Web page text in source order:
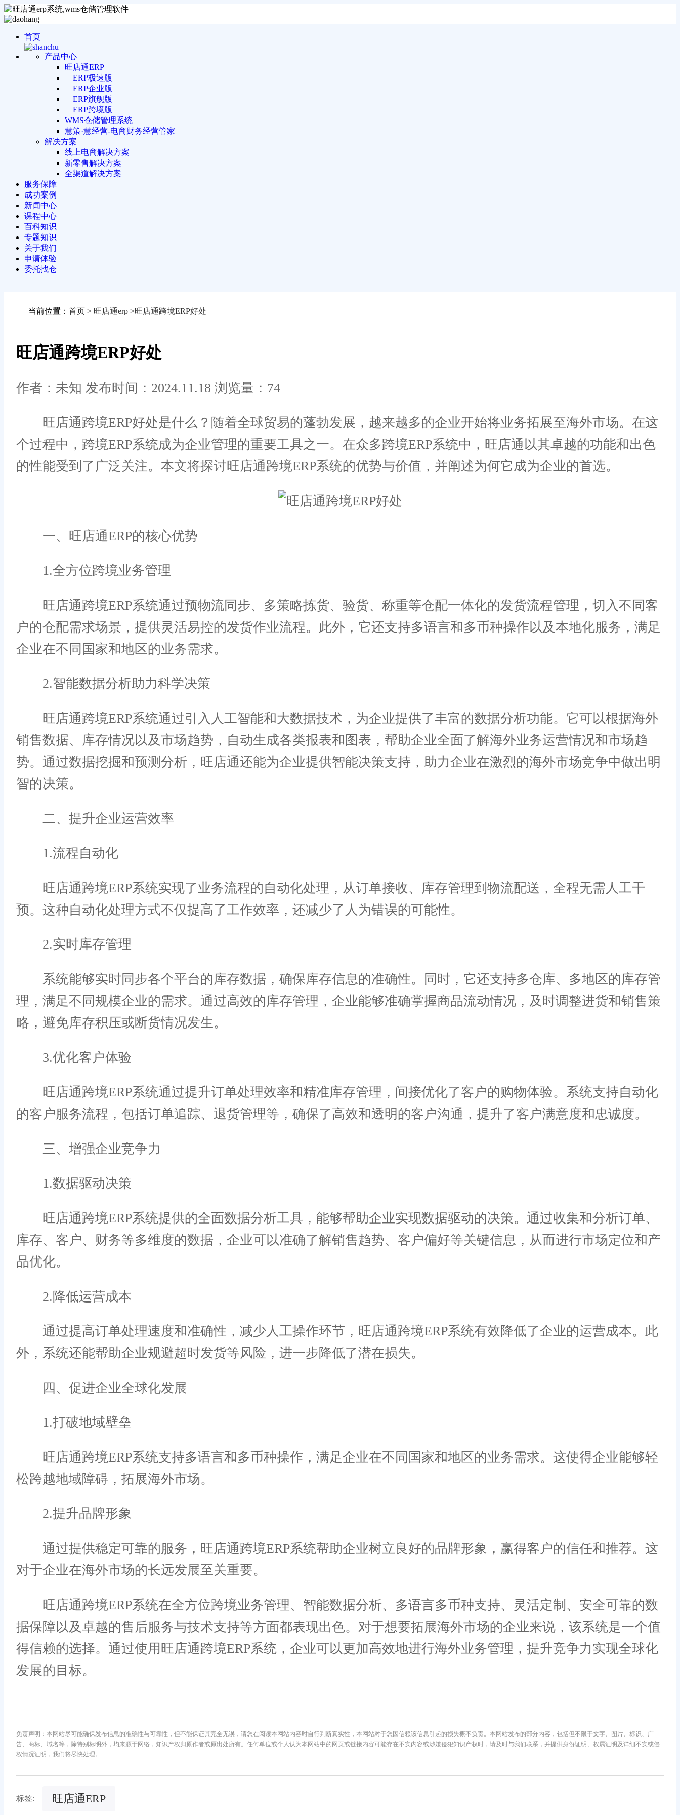
首页
产品中心
旺店通ERP
ERP极速版
ERP企业版
ERP旗舰版
ERP跨境版
WMS仓储管理系统
慧策·慧经营-电商财务经营管家
解决方案
线上电商解决方案
新零售解决方案
全渠道解决方案
服务保障
成功案例
新闻中心
课程中心
百科知识
专题知识
关于我们
申请体验
委托找仓
当前位置： 首页 > 旺店通erp >旺店通跨境ERP好处
旺店通跨境ERP好处
作者：未知 发布时间：2024.11.18 浏览量：74
旺店通跨境ERP好处是什么？随着全球贸易的蓬勃发展，越来越多的企业开始将业务拓展至海外市场。在这
个过程中，跨境ERP系统成为企业管理的重要工具之一。在众多跨境ERP系统中，旺店通以其卓越的功能和出色
的性能受到了广泛关注。本文将探讨旺店通跨境ERP系统的优势与价值，并阐述为何它成为企业的首选。
一、旺店通ERP的核心优势
1.全方位跨境业务管理
旺店通跨境ERP系统通过预物流同步、多策略拣货、验货、称重等仓配一体化的发货流程管理，切入不同客
户的仓配需求场景，提供灵活易控的发货作业流程。此外，它还支持多语言和多币种操作以及本地化服务，满足
企业在不同国家和地区的业务需求。
2.智能数据分析助力科学决策
旺店通跨境ERP系统通过引入人工智能和大数据技术，为企业提供了丰富的数据分析功能。它可以根据海外
销售数据、库存情况以及市场趋势，自动生成各类报表和图表，帮助企业全面了解海外业务运营情况和市场趋
势。通过数据挖掘和预测分析，旺店通还能为企业提供智能决策支持，助力企业在激烈的海外市场竞争中做出明
智的决策。
二、提升企业运营效率
1.流程自动化
旺店通跨境ERP系统实现了业务流程的自动化处理，从订单接收、库存管理到物流配送，全程无需人工干
预。这种自动化处理方式不仅提高了工作效率，还减少了人为错误的可能性。
2.实时库存管理
系统能够实时同步各个平台的库存数据，确保库存信息的准确性。同时，它还支持多仓库、多地区的库存管
理，满足不同规模企业的需求。通过高效的库存管理，企业能够准确掌握商品流动情况，及时调整进货和销售策
略，避免库存积压或断货情况发生。
3.优化客户体验
旺店通跨境ERP系统通过提升订单处理效率和精准库存管理，间接优化了客户的购物体验。系统支持自动化
的客户服务流程，包括订单追踪、退货管理等，确保了高效和透明的客户沟通，提升了客户满意度和忠诚度。
三、增强企业竞争力
1.数据驱动决策
旺店通跨境ERP系统提供的全面数据分析工具，能够帮助企业实现数据驱动的决策。通过收集和分析订单、
库存、客户、财务等多维度的数据，企业可以准确了解销售趋势、客户偏好等关键信息，从而进行市场定位和产
品优化。
2.降低运营成本
通过提高订单处理速度和准确性，减少人工操作环节，旺店通跨境ERP系统有效降低了企业的运营成本。此
外，系统还能帮助企业规避超时发货等风险，进一步降低了潜在损失。
四、促进企业全球化发展
1.打破地域壁垒
旺店通跨境ERP系统支持多语言和多币种操作，满足企业在不同国家和地区的业务需求。这使得企业能够轻
松跨越地域障碍，拓展海外市场。
2.提升品牌形象
通过提供稳定可靠的服务，旺店通跨境ERP系统帮助企业树立良好的品牌形象，赢得客户的信任和推荐。这
对于企业在海外市场的长远发展至关重要。
旺店通跨境ERP系统在全方位跨境业务管理、智能数据分析、多语言多币种支持、灵活定制、安全可靠的数
据保障以及卓越的售后服务与技术支持等方面都表现出色。对于想要拓展海外市场的企业来说，该系统是一个值
得信赖的选择。通过使用旺店通跨境ERP系统，企业可以更加高效地进行海外业务管理，提升竞争力实现全球化
发展的目标。
免责声明：本网站尽可能确保发布信息的准确性与可靠性，但不能保证其完全无误，请您在阅读本网站内容时自行判断真实性，本网站对于您因信赖该信息引起的损失概不负责。本网站发布的部分内容，包括但不限于文字、图片、标识、广
告、商标、域名等，除特别标明外，均来源于网络，知识产权归原作者或原出处所有。任何单位或个人认为本网站中的网页或链接内容可能存在不实内容或涉嫌侵犯知识产权时，请及时与我们联系，并提供身份证明、权属证明及详细不实或侵
权情况证明，我们将尽快处理。
标签: 旺店通ERP